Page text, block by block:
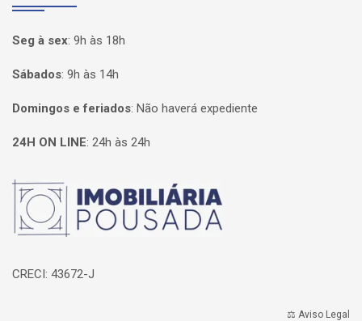
Seg à sex: 9h às 18h
Sábados: 9h às 14h
Domingos e feriados: Não haverá expediente
24H ON LINE: 24h às 24h
Página inicial
CRECI: 43672-J
⚖️ Aviso Legal